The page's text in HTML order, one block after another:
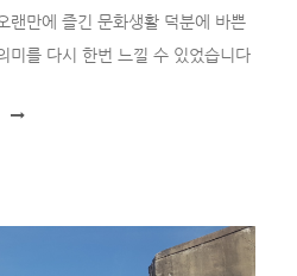
랜만에 즐긴 문화생활 덕분에 바쁜
미를 다시 한번 느낄 수 있었습니다